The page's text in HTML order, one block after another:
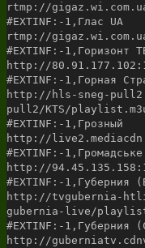
rtmp://
#EXTINF:-1,Глас UA
rtmp://
#EXTINF:-1,Горизонт
http://
#EXTINF:-1,Горная
http://hls-sneg-
pull2/KTS/
#EXTINF:-1,Грозный
http://
#EXTINF:-1,Громадське
http://
#EXTINF:-1,Губерния
http://tvgubernia-
gubernia-live/
#EXTINF:-1,Губерния
http://